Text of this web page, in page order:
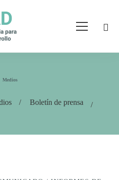
Medios
Boletín de prensa